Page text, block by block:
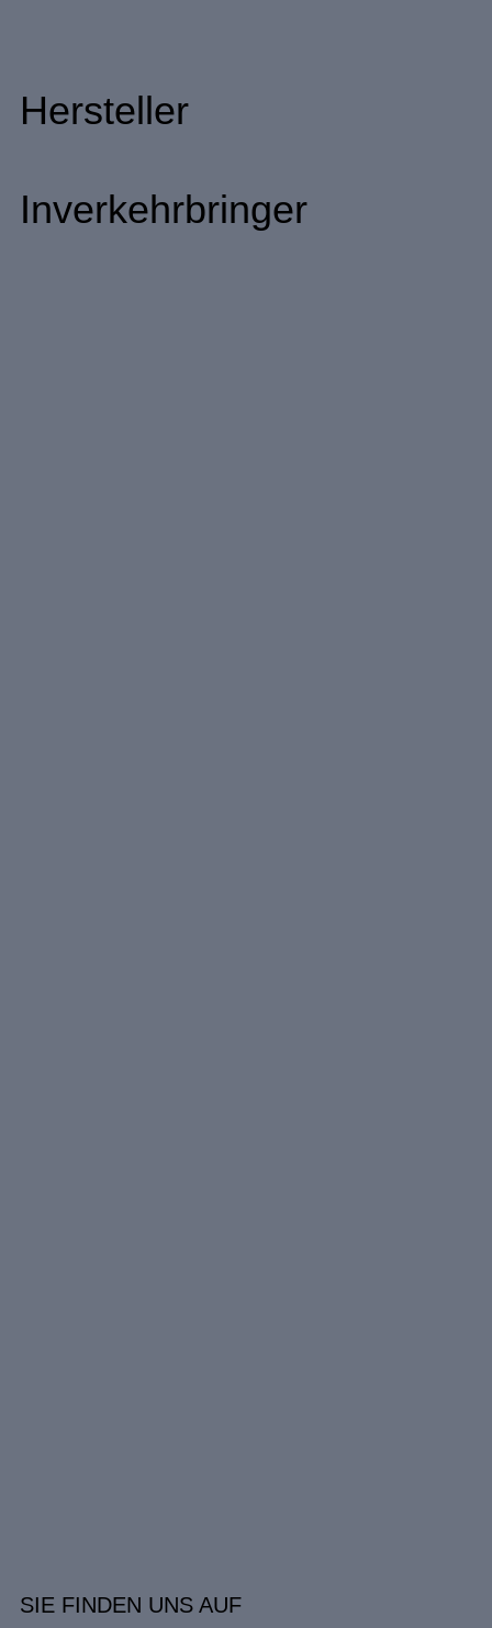
Hersteller
Inverkehrbringer
SIE FINDEN UNS AUF